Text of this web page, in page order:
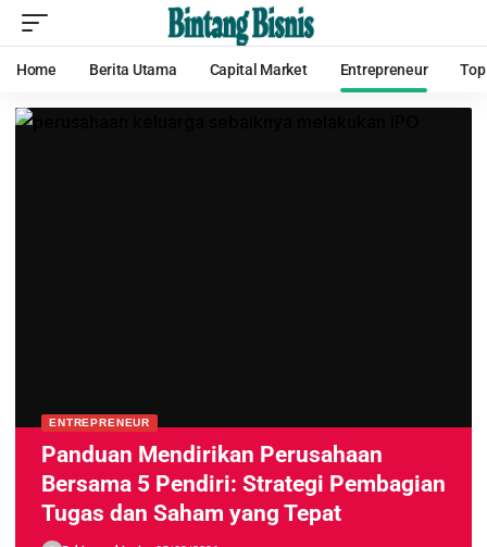
Home Berita Utama Capital Market Entrepreneur
ENTREPRENEUR
Panduan Mendirikan Perusahaan
Bersama 5 Pendiri: Strategi Pembagian
Tugas dan Saham yang Tepat